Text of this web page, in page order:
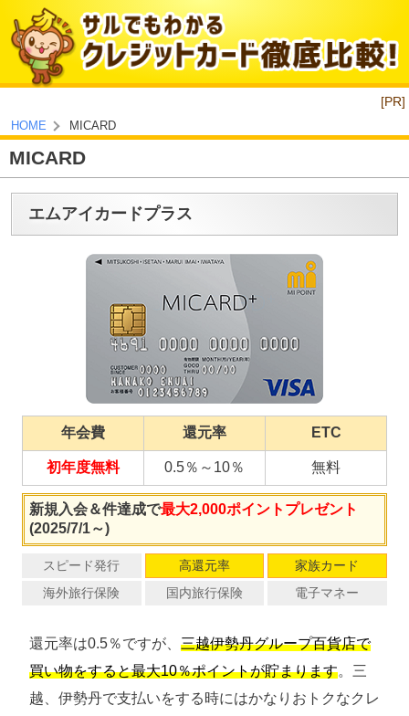
[PR]
HOME MICARD
MICARD
エムアイカードプラス
年会費 還元率 ETC
初年度無料 0.5％～10％ 無料
新規入会＆件達成で最大2,000ポイントプレゼント
(2025/7/1～)
スピード発行 高還元率
家族カード
海外旅行保険
国内旅行保険 電子マネー
還元率は0.5％ですが、 三越伊勢丹グループ百貨店で
買い物をすると最大10％ポイントが貯まります。三
越、伊勢丹で支払いをする時にはかなりおトクなクレ